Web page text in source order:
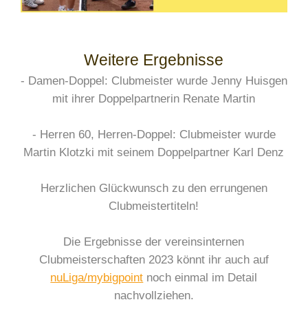
Weitere Ergebnisse
- Damen-Doppel: Clubmeister wurde Jenny Huisgen
mit ihrer Doppelpartnerin Renate Martin
- Herren 60, Herren-Doppel: Clubmeister wurde
Martin Klotzki mit seinem Doppelpartner Karl Denz
Herzlichen Glückwunsch zu den errungenen
Clubmeistertiteln!
Die Ergebnisse der vereinsinternen
Clubmeisterschaften 2023 könnt ihr auch auf
nuLiga/mybigpoint noch einmal im Detail
nachvollziehen.